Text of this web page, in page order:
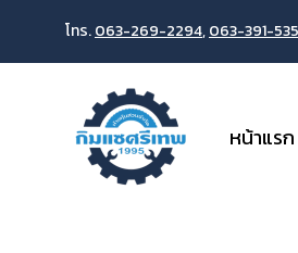
โทร.063-269-2294,063-391-
หน้าแรก